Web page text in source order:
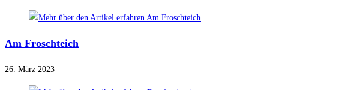
Am Froschteich
26. März 2023